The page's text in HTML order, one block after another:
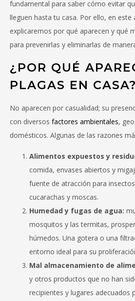
fundamental para saber cómo evitar
lleguen hasta tu casa. Por ello, en este
explicaremos por qué aparecen y qué
para prevenirlas y eliminarlas de
¿POR QUÉ
PLAGAS EN CASA?
No aparecen por casualidad; su
con diversos factores ambientales,
domésticos. Algunas de las razones
Alimentos expuestos y
comida, envases abiertos y
fuente de atracción para
cucarachas y moscas.
Humedad y fugas de agua:
mosquitos y las termitas,
húmedos. Una gotera o una
entorno ideal para su
Mal almacenamiento de
y otros productos que no han
recipientes y lugares adecuados